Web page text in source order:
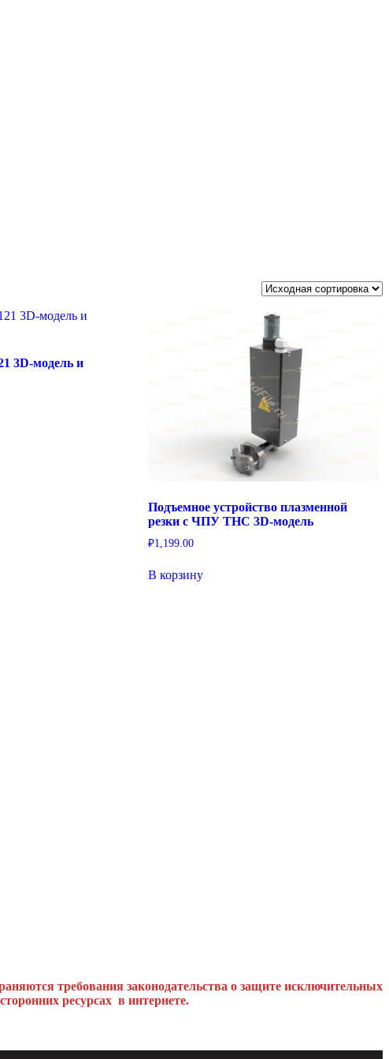
3D-модель и
Подъемное устройство плазменной
резки с ЧПУ THC 3D-модель
₽1,199.00
В корзину
требования законодательства о защите исключительных
ресурсах в интернете.